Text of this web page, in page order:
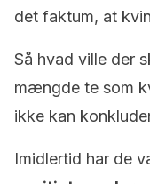
det faktum, at
Så hvad ville der
mængde te som
ikke kan
Imidlertid har de